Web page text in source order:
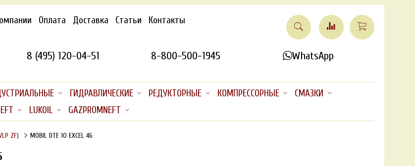
Оплата Доставка Статьи Контакты
8 (495) 120-04-51 8-800-500-1945 WhatsApp
ГИДРАВЛИЧЕСКИЕ РЕДУКТОРНЫЕ КОМПРЕССОРНЫЕ
СМАЗКИ
LUKOIL GAZPROMNEFT
ZF) MOBIL DTE 10 EXCEL 46